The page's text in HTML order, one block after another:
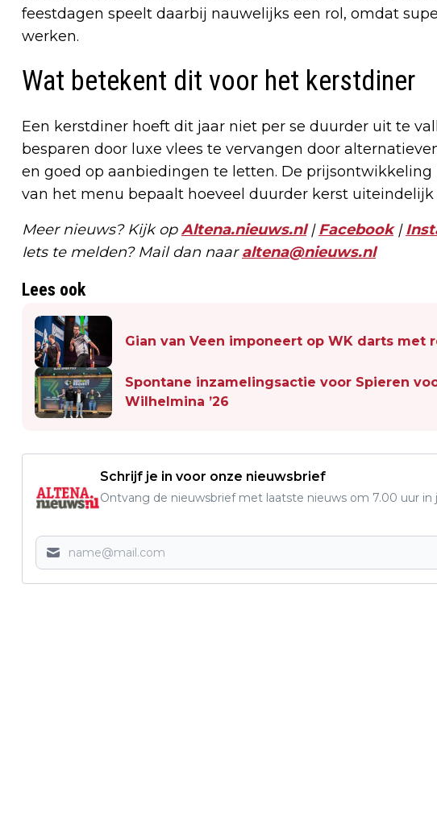
feestdagen speelt daarbij nauwelijks een rol, omdat
werken.
Wat betekent dit voor het kerstdiner
Een kerstdiner hoeft dit jaar niet per se duurder uit te
besparen door luxe vlees te vervangen door
en goed op aanbiedingen te letten. De
van het menu bepaalt hoeveel duurder kerst uiteindelijk
Meer nieuws? Kijk opAltena.nieuws.nl|Facebook|
Iets te melden? Mail dan naaraltena@nieuws.nl
Lees ook
Gian van Veen imponeert op WK darts met
Spontane inzamelingsactie voor Spieren
Wilhelmina ’26
Schrijf je in voor onze nieuwsbrief
Ontvang de nieuwsbrief met laatste nieuws om 7.00 uur in